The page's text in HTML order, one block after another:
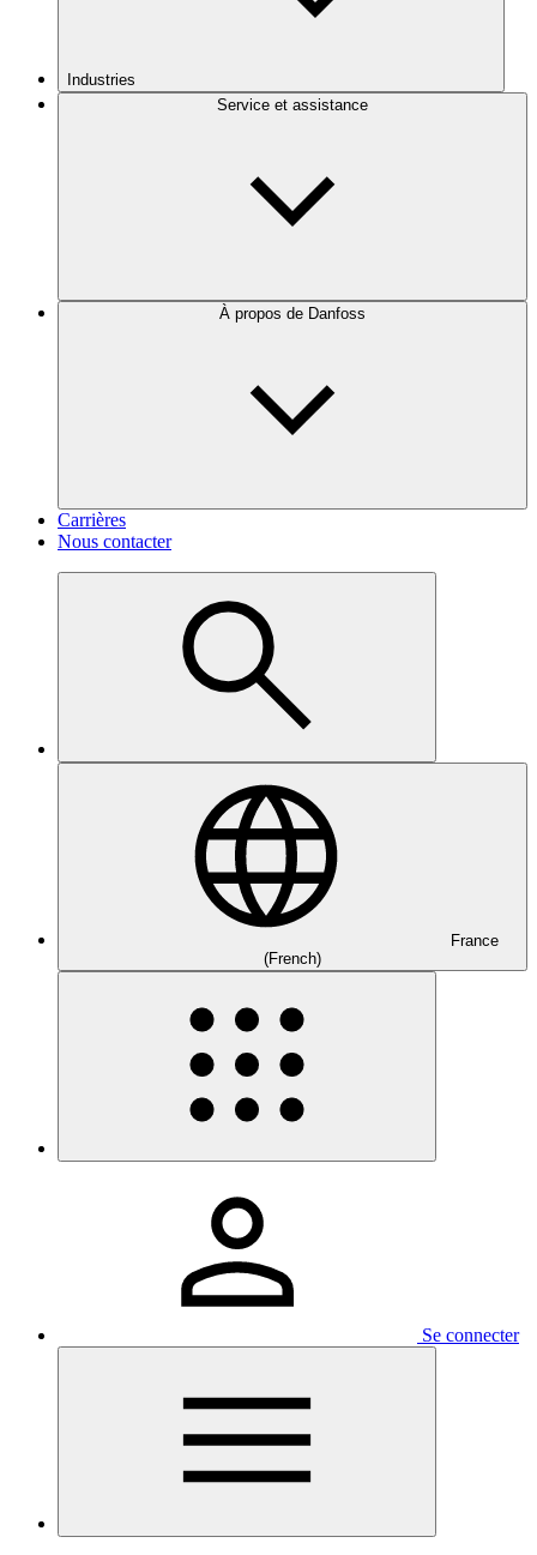
Industries
Service et assistance
À propos de Danfoss
Carrières
Nous contacter
France
(French)
Se connecter